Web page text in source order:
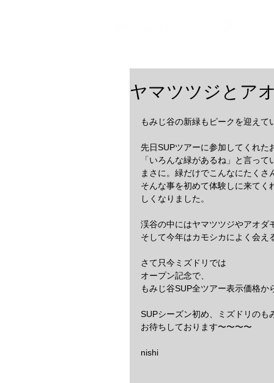
ヤマツツジとア
もみじ谷の新緑もピークを迎えて
先日SUPツアーに参加してくれた
「いろんな緑があるね」と言って
まさに。緑だけでこんなにたく
そんな事を初めて体験しに来て
しくなりました。
渓谷の中にはヤマツツジやアオダ
そして今年はカモシカによく会え
さて只今ミズドリでは
オープン記念で、
もみじ谷SUP全ツアー表示価格
SUPシーズン初め、ミズドリのも
お待ちしております〜〜〜〜
nishi